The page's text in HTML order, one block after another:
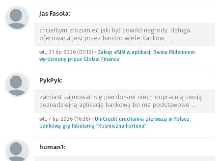
Jas Fasola:
chciałbym zrozumieć jaki był powód nagrody. Usługa
oferowana jest przez bardzo wiele banków. …
wt., 21 lip 2026 (07:12) • Zakup eSIM w aplikacji Banku Millennium
wyróżniony przez Global Finance
PykPyk:
Zamiast zajmować się pierdołami niech dopracują swoją
beznadziejną aplikację bankową bo ma podstawowe …
wt., 7 lip 2026 (16:36) • UniCredit uruchamia pierwszą w Polsce
bankową grę fabularną “Kosmiczna Fortuna”
human1: